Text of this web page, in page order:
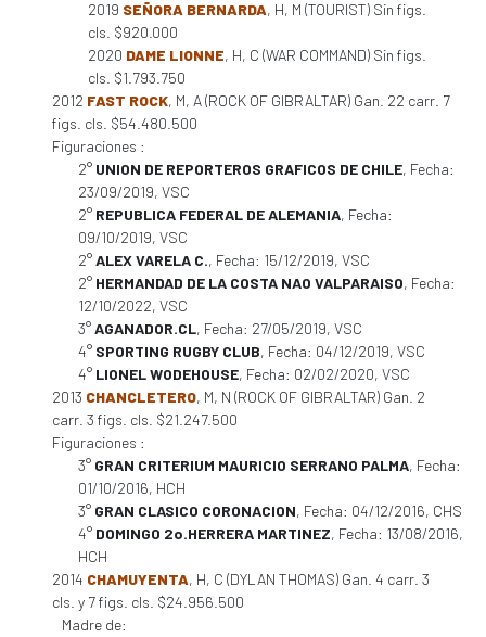
2019 SEÑORA BERNARDA, H, M (TOURIST) Sin figs.
cls. $920.000
2020 DAME LIONNE, H, C (WAR COMMAND) Sin figs.
cls. $1.793.750
2012 FAST ROCK, M, A (ROCK OF GIBRALTAR) Gan. 22 carr. 7
figs. cls. $54.480.500
Figuraciones :
2° UNION DE REPORTEROS GRAFICOS DE CHILE, Fecha:
23/09/2019, VSC
2° REPUBLICA FEDERAL DE ALEMANIA, Fecha:
09/10/2019, VSC
2°ALEX VARELA C., Fecha: 15/12/2019, VSC
2° HERMANDAD DE LA COSTA NAO VALPARAISO, Fecha:
12/10/2022, VSC
3°AGANADOR.CL, Fecha: 27/05/2019, VSC
4° SPORTING RUGBY CLUB, Fecha: 04/12/2019, VSC
4° LIONEL WODEHOUSE, Fecha: 02/02/2020, VSC
2013 CHANCLETERO, M, N (ROCK OF GIBRALTAR) Gan. 2
carr. 3 figs. cls. $21.247.500
Figuraciones :
3° GRAN CRITERIUM MAURICIO SERRANO PALMA, Fecha:
01/10/2016, HCH
3° GRAN CLASICO CORONACION, Fecha: 04/12/2016, CHS
4° DOMINGO 2o.HERRERA MARTINEZ, Fecha: 13/08/2016,
HCH
2014 CHAMUYENTA, H, C (DYLAN THOMAS) Gan. 4 carr. 3
cls. y 7 figs. cls. $24.956.500
Madre de: